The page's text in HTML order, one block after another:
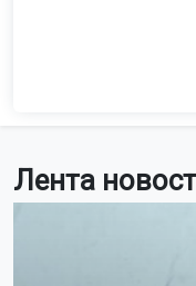
Лента